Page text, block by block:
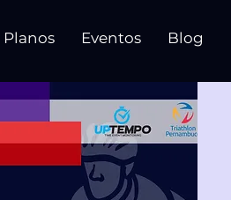
Planos Eventos Blog